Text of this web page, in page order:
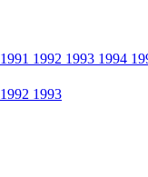
1991 1992 1993 1994
1992 1993